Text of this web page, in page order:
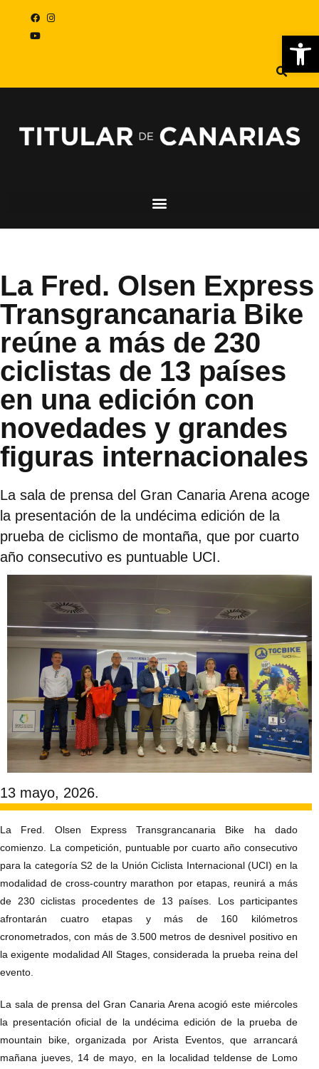
La Fred. Olsen Express
Transgrancanaria Bike
reúne a más de 230
ciclistas de 13 países
en una edición con
novedades y grandes
figuras internacionales
La sala de prensa del Gran Canaria Arena acoge
la presentación de la undécima edición de la
prueba de ciclismo de montaña, que por cuarto
año consecutivo es puntuable UCI.
13 mayo, 2026.
La Fred. Olsen Express Transgrancanaria Bike ha dado
comienzo. La competición, puntuable por cuarto año consecutivo
para la categoría S2 de la Unión Ciclista Internacional (UCI) en la
modalidad de cross-country marathon por etapas, reunirá a más
de 230 ciclistas procedentes de 13 países. Los participantes
afrontarán cuatro etapas y más de 160 kilómetros
cronometrados, con más de 3.500 metros de desnivel positivo en
la exigente modalidad All Stages, considerada la prueba reina del
evento.
La sala de prensa del Gran Canaria Arena acogió este miércoles
la presentación oficial de la undécima edición de la prueba de
mountain bike, organizada por Arista Eventos, que arrancará
mañana jueves, 14 de mayo, en la localidad teldense de Lomo